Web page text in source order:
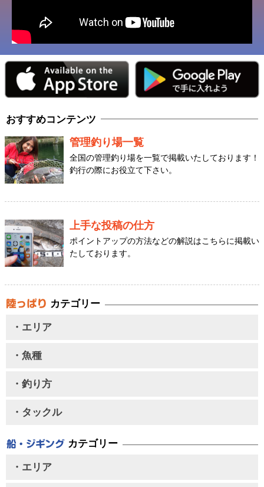
おすすめコンテンツ
管理釣り場一覧
全国の管理釣り場を一覧で掲載いたしております！
釣行の際にお役立て下さい。
上手な投稿の仕方
ポイントアップの方法などの解説はこちらに掲載い
たしております。
カテゴリー
・エリア
・魚種
・釣り方
・タックル
カテゴリー
・エリア